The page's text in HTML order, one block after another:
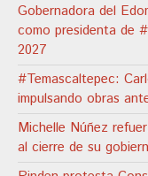
Gobernadora del
como presidenta de
2027
#Temascaltepec:
impulsando obras
Michelle Núñez
al cierre de su